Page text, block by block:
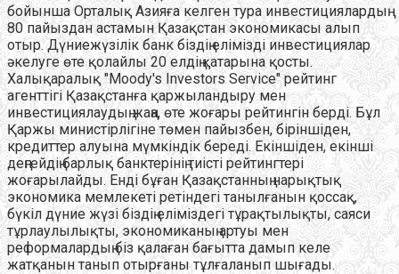
бойынша Орталық Азияға келген тура инвестициялардың
80 пайыздан астамын Қазақстан экономикасы алып
отыр. Дүниежүзілік банк біздің елімізді инвестициялар
әкелуге өте қолайлы 20 елдің қатарына қосты.
Халықаралық "Мооdy′s Investors Service" рейтинг
агенттігі Қазақстанға қаржыландыру мен
инвестициялаудың жаңа, өте жоғары рейтингін берді. Бұл
Қаржы министірлігіне төмен пайызбен, біріншіден,
кредиттер алуына мүмкіндік береді. Екіншіден, екінші
деңгейдің барлық банктерінің тиісті рейтингтері
жоғарылайды. Енді бұған Қазақстанның нарықтық
экономика мемлекеті ретіндегі танылғанын қоссақ,
бүкіл дүние жүзі біздің еліміздегі тұрақтылықты, саяси
тұрлаулылықты, экономиканың артуы мен
реформалардың біз қалаған бағытта дамып келе
жатқанын танып отырғаны тұлғаланып шығады.